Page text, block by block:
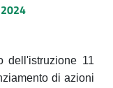
dell'istruzione 11
di azioni